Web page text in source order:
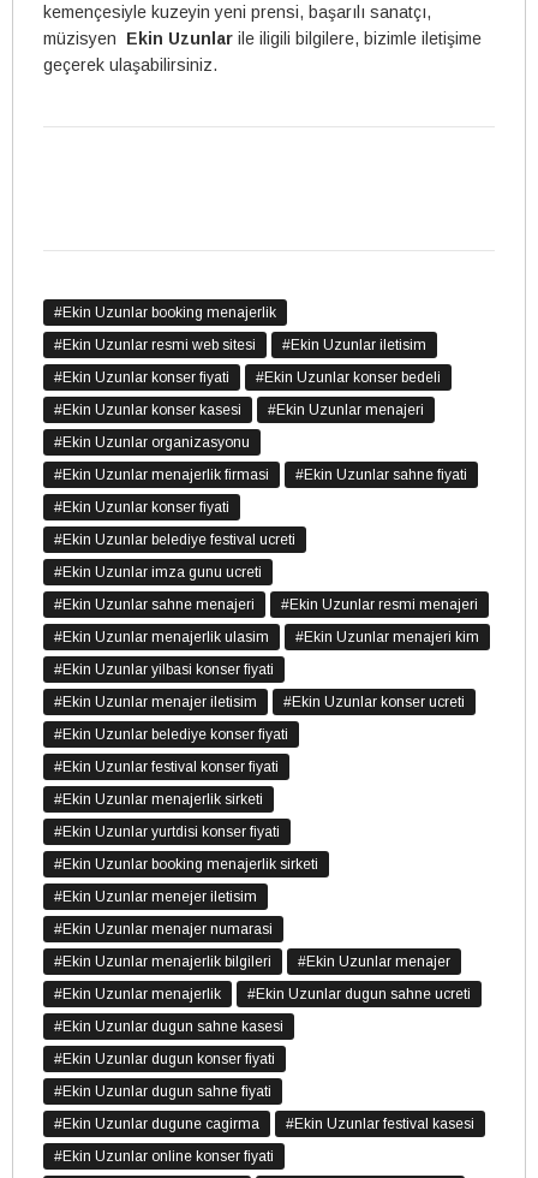
kemençesiyle kuzeyin yeni prensi, başarılı sanatçı,
müzisyen Ekin Uzunlar ile iligili bilgilere, bizimle iletişime
geçerek ulaşabilirsiniz.
# Ekin Uzunlar booking menajerlik
#Ekin Uzunlar resmi web sitesi
#Ekin Uzunlar iletisim
#Ekin Uzunlar konser fiyati
#Ekin Uzunlar konser bedeli
#Ekin Uzunlar konser kasesi
#Ekin Uzunlar menajeri
#Ekin Uzunlar organizasyonu
#Ekin Uzunlar menajerlik firmasi
#Ekin Uzunlar sahne fiyati
#Ekin Uzunlar konser fiyati
#Ekin Uzunlar belediye festival ucreti
#Ekin Uzunlar imza gunu ucreti
#Ekin Uzunlar sahne menajeri
#Ekin Uzunlar resmi menajeri
#Ekin Uzunlar menajerlik ulasim
#Ekin Uzunlar menajeri kim
#Ekin Uzunlar yilbasi konser fiyati
#Ekin Uzunlar menajer iletisim
#Ekin Uzunlar konser ucreti
#Ekin Uzunlar belediye konser fiyati
#Ekin Uzunlar festival konser fiyati
#Ekin Uzunlar menajerlik sirketi
#Ekin Uzunlar yurtdisi konser fiyati
#Ekin Uzunlar booking menajerlik sirketi
#Ekin Uzunlar menejer iletisim
#Ekin Uzunlar menajer numarasi
#Ekin Uzunlar menajerlik bilgileri
#Ekin Uzunlar menajer
#Ekin Uzunlar menajerlik
#Ekin Uzunlar dugun sahne ucreti
#Ekin Uzunlar dugun sahne kasesi
#Ekin Uzunlar dugun konser fiyati
#Ekin Uzunlar dugun sahne fiyati
#Ekin Uzunlar dugune cagirma
#Ekin Uzunlar festival kasesi
#Ekin Uzunlar online konser fiyati